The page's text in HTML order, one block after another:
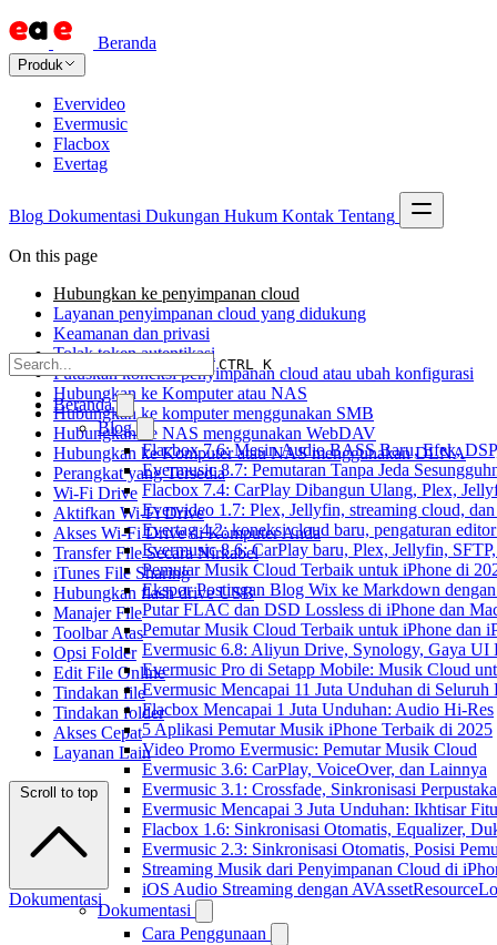
Beranda
Produk
Evervideo
Evermusic
Flacbox
Evertag
Blog Dokumentasi Dukungan Hukum Kontak Tentang
CTRL K
Beranda
Blog
Flacbox 7.6: Mesin Audio BASS Baru, Efek,
Evermusic 8.7: Pemutaran Tanpa Jeda
Flacbox 7.4: CarPlay Dibangun Ulang, Plex,
Evervideo 1.7: Plex, Jellyfin, streaming cloud,
Evertag 4.2: koneksi cloud baru, pengaturan
Evermusic 8.6: CarPlay baru, Plex, Jellyfin,
Pemutar Musik Cloud Terbaik untuk iPhone di
Ekspor Postingan Blog Wix ke Markdown
Putar FLAC dan DSD Lossless di iPhone dan
Pemutar Musik Cloud Terbaik untuk iPhone dan
Evermusic 6.8: Aliyun Drive, Synology, Gaya UI
Evermusic Pro di Setapp Mobile: Musik Cloud
Evermusic Mencapai 11 Juta Unduhan di Seluruh
Flacbox Mencapai 1 Juta Unduhan: Audio Hi-Res
5 Aplikasi Pemutar Musik iPhone Terbaik di 2025
Video Promo Evermusic: Pemutar Musik Cloud
Evermusic 3.6: CarPlay, VoiceOver, dan Lainnya
Evermusic 3.1: Crossfade, Sinkronisasi
Evermusic Mencapai 3 Juta Unduhan: Ikhtisar
Flacbox 1.6: Sinkronisasi Otomatis, Equalizer,
Evermusic 2.3: Sinkronisasi Otomatis, Posisi
Streaming Musik dari Penyimpanan Cloud di
iOS Audio Streaming dengan
Dokumentasi
Cara Penggunaan
On this page
Hubungkan ke penyimpanan cloud
Layanan penyimpanan cloud yang didukung
Keamanan dan privasi
Tolak token autentikasi
Putuskan koneksi penyimpanan cloud atau ubah konfigurasi
Hubungkan ke Komputer atau NAS
Hubungkan ke komputer menggunakan SMB
Hubungkan ke NAS menggunakan WebDAV
Hubungkan ke Komputer atau NAS menggunakan DLNA
Perangkat yang Tersedia
Wi-Fi Drive
Aktifkan Wi-Fi Drive
Akses Wi-Fi Drive di Komputer Anda
Transfer File Secara Nirkabel
iTunes File Sharing
Hubungkan flash drive USB
Manajer File
Toolbar Atas
Opsi Folder
Edit File Online
Tindakan file
Tindakan folder
Akses Cepat
Layanan Lain
Scroll to top
Dokumentasi